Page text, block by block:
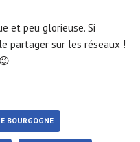
et peu glorieuse. Si
partager sur les réseaux !
BOURGOGNE